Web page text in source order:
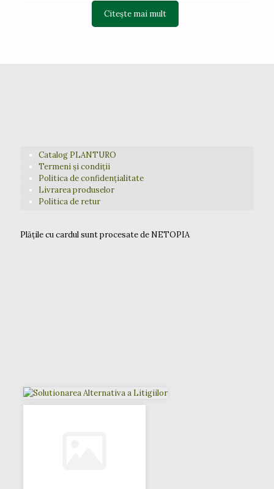
Citește mai mult
Catalog PLANTURO
Termeni și condiții
Politica de confidențialitate
Livrarea produselor
Politica de retur
Plățile cu cardul sunt procesate de NETOPIA